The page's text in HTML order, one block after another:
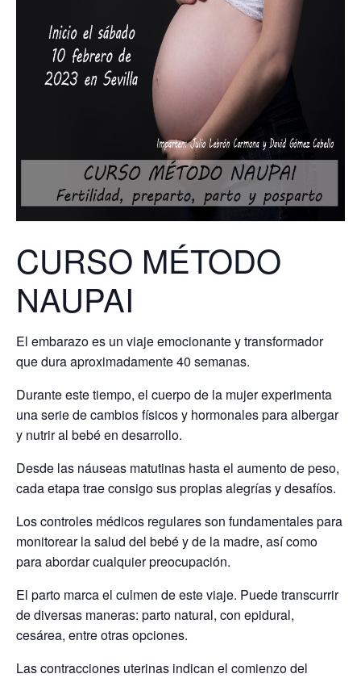
CURSO MÉTODO
NAUPAI
El embarazo es un viaje emocionante y transformador
que dura aproximadamente 40 semanas.
Durante este tiempo, el cuerpo de la mujer experimenta
una serie de cambios físicos y hormonales para albergar
y nutrir al bebé en desarrollo.
Desde las náuseas matutinas hasta el aumento de peso,
cada etapa trae consigo sus propias alegrías y desafíos.
Los controles médicos regulares son fundamentales para
monitorear la salud del bebé y de la madre, así como
para abordar cualquier preocupación.
El parto marca el culmen de este viaje. Puede transcurrir
de diversas maneras: parto natural, con epidural,
cesárea, entre otras opciones.
Las contracciones uterinas indican el comienzo del